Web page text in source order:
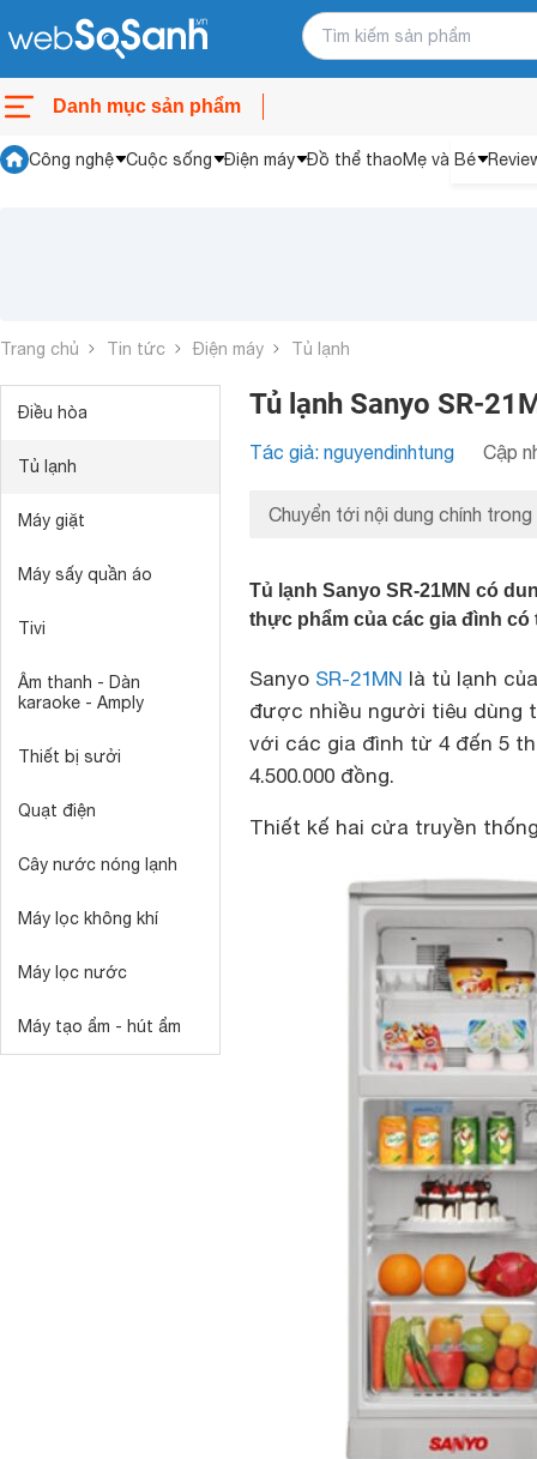
Danh mục sản phẩm
Công nghệ Cuộc sống Điện máy Đồ thể thaoMẹ và Bé
Trang chủ Tin tức Điện máy Tủ lạnh
Điều hòa
Tủ lạnh
Máy giặt
Máy sấy quần áo
Tivi
Âm thanh - Dàn
karaoke - Amply
Thiết bị sưởi
Quạt điện
Cây nước nóng lạnh
Máy lọc không khí
Máy lọc nước
Máy tạo ẩm - hút ẩm
Tủ lạnh Sanyo SR-
Tác giả: nguyendinhtung Cập
Chuyển tới nội dung chính trong
Tủ lạnh Sanyo SR-21MN có
thực phẩm của các gia đình có
Sanyo SR-21MN là tủ lạnh
được nhiều người tiêu dùng
với các gia đình từ 4 đến 5
4.500.000 đồng.
Thiết kế hai cửa truyền